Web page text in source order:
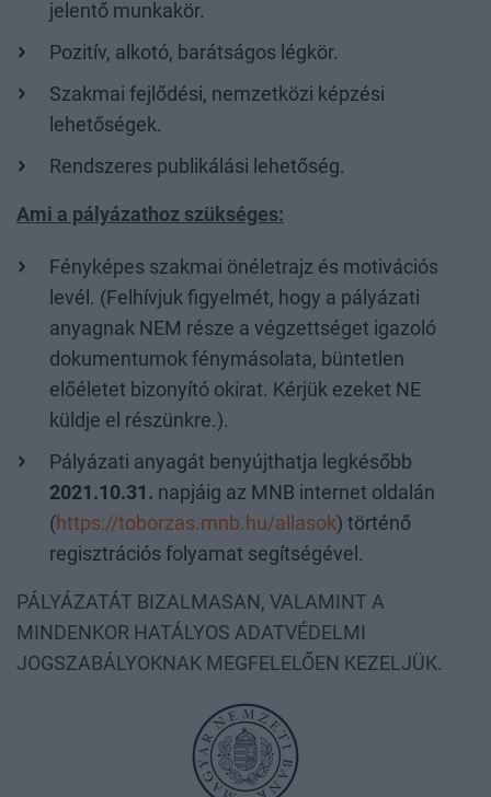
jelentő munkakör.
Pozitív, alkotó, barátságos légkör.
Szakmai fejlődési, nemzetközi képzési
lehetőségek.
Rendszeres publikálási lehetőség.
Ami a pályázathoz szükséges:
Fényképes szakmai önéletrajz és motivációs
levél. (Felhívjuk figyelmét, hogy a pályázati
anyagnak NEM része a végzettséget igazoló
dokumentumok fénymásolata, büntetlen
előéletet bizonyító okirat. Kérjük ezeket NE
küldje el részünkre.).
Pályázati anyagát benyújthatja legkésőbb
2021.10.31. napjáig az MNB internet oldalán
(https://toborzas.mnb.hu/allasok) történő
regisztrációs folyamat segítségével.
PÁLYÁZATÁT BIZALMASAN, VALAMINT A
MINDENKOR HATÁLYOS ADATVÉDELMI
JOGSZABÁLYOKNAK MEGFELELŐEN KEZELJÜK.